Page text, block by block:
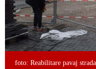
foto: Reabilitare pavaj